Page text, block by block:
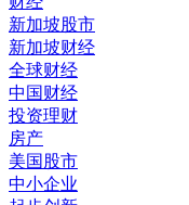
新加坡股市
新加坡财经
全球财经
中国财经
投资理财
房产
美国股市
中小企业